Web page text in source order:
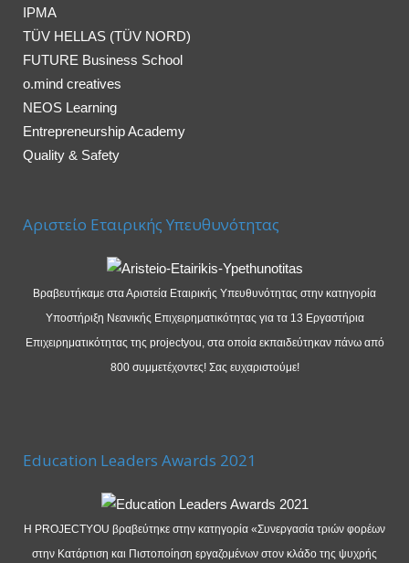
IPMA
TÜV HELLAS (TÜV NORD)
FUTURE Business School
o.mind creatives
NEOS Learning
Entrepreneurship Academy
Quality & Safety
Αριστείο Εταιρικής Υπευθυνότητας
Βραβευτήκαμε στα Αριστεία Εταιρικής Υπευθυνότητας στην κατηγορία
Υποστήριξη Νεανικής Επιχειρηματικότητας για τα 13 Εργαστήρια
Επιχειρηματικότητας της projectyou, στα οποία εκπαιδεύτηκαν πάνω από
800 συμμετέχοντες! Σας ευχαριστούμε!
Education Leaders Awards 2021
Η PROJECTYOU βραβεύτηκε στην κατηγορία «Συνεργασία τριών φορέων
στην Κατάρτιση και Πιστοποίηση εργαζομένων στον κλάδο της ψυχρής